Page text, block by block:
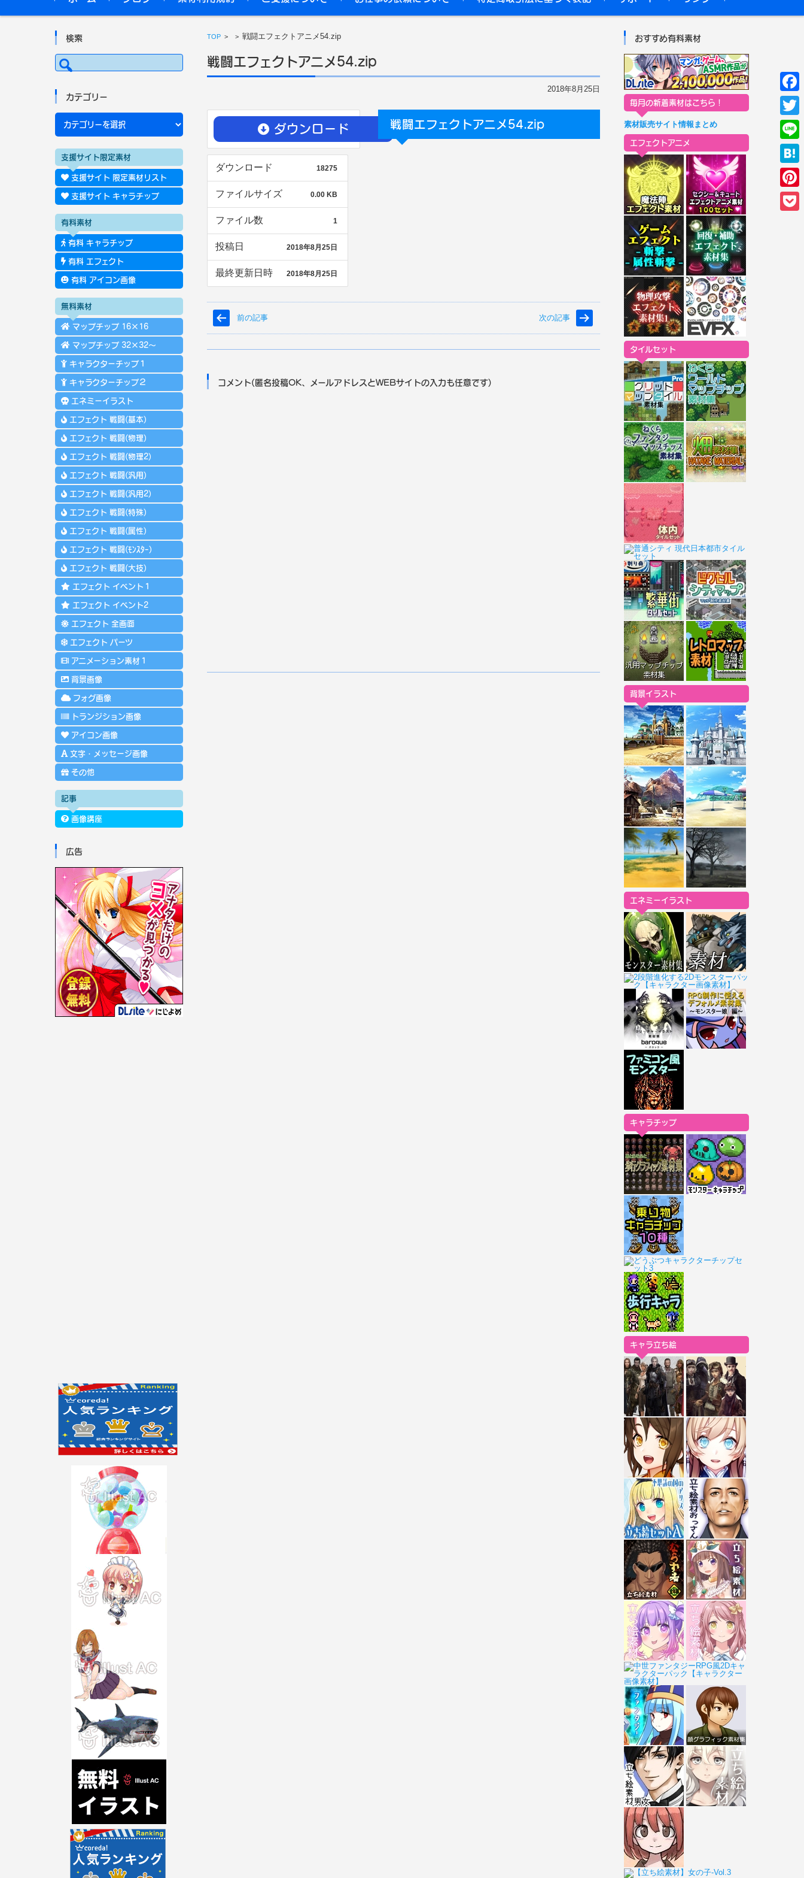
TOP > >戦闘エフェクトアニメ54.zip
戦闘エフェクトアニメ54.zip
2018年8月25日
ダウンロード
ダウンロード 18275
ファイルサイズ 0.00 KB
ファイル数 1
投稿日 2018年8月25日
最終更新日時 2018年8月25日
戦闘エフェクトアニメ54.zip
前の記事 次の記事
コメント(匿名投稿OK、メールアドレスとWEBサイトの入力も任意です)
検索
検
索:
カテゴリー
カ
リ
ー
支援サイト限定素材
支援サイト 限定素材リスト
支援サイト キャラチップ
有料素材
有料 キャラチップ
有料 エフェクト
有料 アイコン画像
無料素材
マップチップ 16×16
マップチップ 32×32～
キャラクターチップ１
キャラクターチップ２
エネミーイラスト
エフェクト 戦闘(基本)
エフェクト 戦闘(物理)
エフェクト 戦闘(物理2)
エフェクト 戦闘(汎用)
エフェクト 戦闘(汎用2)
エフェクト 戦闘(特殊)
エフェクト 戦闘(属性)
エフェクト 戦闘(ﾓﾝｽﾀｰ)
エフェクト 戦闘(大技)
エフェクト イベント１
エフェクト イベント2
エフェクト 全画面
エフェクト パーツ
アニメーション素材１
背景画像
フォグ画像
トランジション画像
アイコン画像
文字・メッセージ画像
その他
記事
画像講座
広告
おすすめ有料素材
毎月の新着素材はこちら！
素材販売サイト情報まとめ
エフェクトアニメ
タイルセット
背景イラスト
エネミーイラスト
キャラチップ
キャラ立ち絵
F
a
c
b
o
T
w
i
L
i
n
e
H
a
t
P